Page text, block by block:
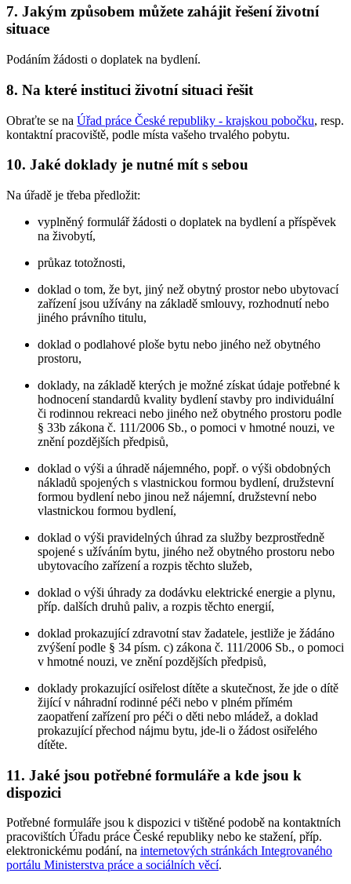
7. Jakým způsobem můžete zahájit řešení životní
situace
Podáním žádosti o doplatek na bydlení.
8. Na které instituci životní situaci řešit
Obraťte se na Úřad práce České republiky - krajskou pobočku, resp.
kontaktní pracoviště, podle místa vašeho trvalého pobytu.
10. Jaké doklady je nutné mít s sebou
Na úřadě je třeba předložit:
vyplněný formulář žádosti o doplatek na bydlení a příspěvek
na živobytí,
průkaz totožnosti,
doklad o tom, že byt, jiný než obytný prostor nebo ubytovací
zařízení jsou užívány na základě smlouvy, rozhodnutí nebo
jiného právního titulu,
doklad o podlahové ploše bytu nebo jiného než obytného
prostoru,
doklady, na základě kterých je možné získat údaje potřebné k
hodnocení standardů kvality bydlení stavby pro individuální
či rodinnou rekreaci nebo jiného než obytného prostoru podle
§ 33b zákona č. 111/2006 Sb., o pomoci v hmotné nouzi, ve
znění pozdějších předpisů,
doklad o výši a úhradě nájemného, popř. o výši obdobných
nákladů spojených s vlastnickou formou bydlení, družstevní
formou bydlení nebo jinou než nájemní, družstevní nebo
vlastnickou formou bydlení,
doklad o výši pravidelných úhrad za služby bezprostředně
spojené s užíváním bytu, jiného než obytného prostoru nebo
ubytovacího zařízení a rozpis těchto služeb,
doklad o výši úhrady za dodávku elektrické energie a plynu,
příp. dalších druhů paliv, a rozpis těchto energií,
doklad prokazující zdravotní stav žadatele, jestliže je žádáno
zvýšení podle § 34 písm. c) zákona č. 111/2006 Sb., o pomoci
v hmotné nouzi, ve znění pozdějších předpisů,
doklady prokazující osiřelost dítěte a skutečnost, že jde o dítě
žijící v náhradní rodinné péči nebo v plném přímém
zaopatření zařízení pro péči o děti nebo mládež, a doklad
prokazující přechod nájmu bytu, jde-li o žádost osiřelého
dítěte.
11. Jaké jsou potřebné formuláře a kde jsou k
dispozici
Potřebné formuláře jsou k dispozici v tištěné podobě na kontaktních
pracovištích Úřadu práce České republiky nebo ke stažení, příp.
elektronickému podání, na internetových stránkách Integrovaného
portálu Ministerstva práce a sociálních věcí.